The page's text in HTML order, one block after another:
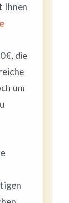
Ihnen
die
um